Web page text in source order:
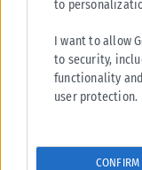
to
I want to allow
to security,
functionality
user protection.
CONFIRM
αρωγή προς τους
Σε εξέλιξη βρίσκονται
που επλήγησαν από τις